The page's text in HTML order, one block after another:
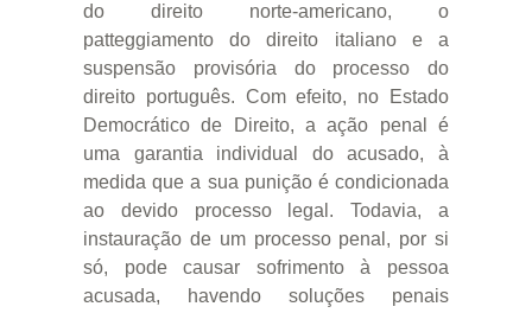
do direito norte-americano, o
patteggiamento do direito italiano e a
suspensão provisória do processo do
direito português. Com efeito, no Estado
Democrático de Direito, a ação penal é
uma garantia individual do acusado, à
medida que a sua punição é condicionada
ao devido processo legal. Todavia, a
instauração de um processo penal, por si
só, pode causar sofrimento à pessoa
acusada, havendo soluções penais